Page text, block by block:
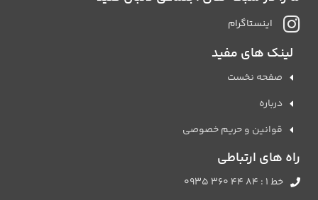
اینستاگرام
لینک های مفید
صفحه نخست
درباره
قوانین و حریم خصوصی
راه های ارتباطی
خط 1 : 84 44 360 0935